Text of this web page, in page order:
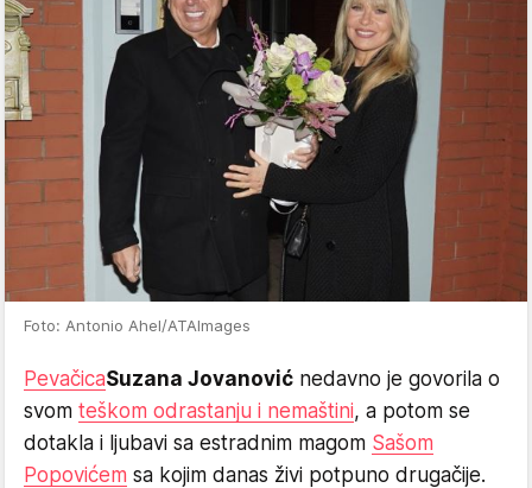
Foto: Antonio Ahel/ATAImages
PevačicaSuzana Jovanović nedavno je govorila o
svom teškom odrastanju i nemaštini, a potom se
dotakla i ljubavi sa estradnim magom Sašom
Popovićem sa kojim danas živi potpuno drugačije.